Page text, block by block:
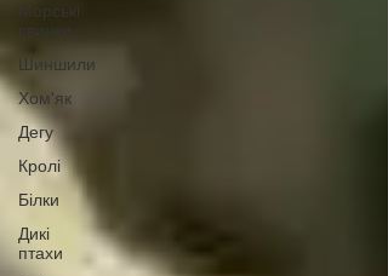
Морські
свинки
Шиншили
Хом'як
Дегу
Кролі
Білки
Дикі
птахи